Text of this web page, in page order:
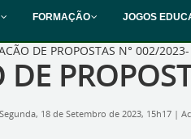
FORMAÇÃO JOGOS
DE PROPOSTAS N° 002/
18 de Setembro de 2023, 15h17 |